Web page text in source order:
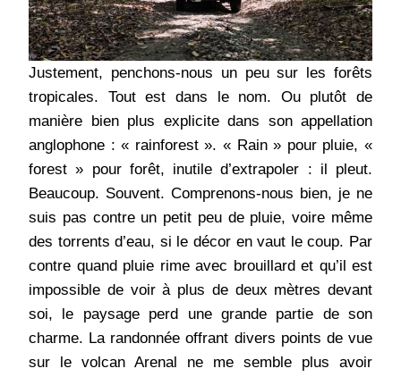
Justement, penchons-nous un peu sur les forêts
tropicales. Tout est dans le nom. Ou plutôt de
manière bien plus explicite dans son appellation
anglophone : « rainforest ». « Rain » pour pluie, «
forest » pour forêt, inutile d’extrapoler : il pleut.
Beaucoup. Souvent. Comprenons-nous bien, je ne
suis pas contre un petit peu de pluie, voire même
des torrents d’eau, si le décor en vaut le coup. Par
contre quand pluie rime avec brouillard et qu’il est
impossible de voir à plus de deux mètres devant
soi, le paysage perd une grande partie de son
charme. La randonnée offrant divers points de vue
sur le volcan Arenal ne me semble plus avoir